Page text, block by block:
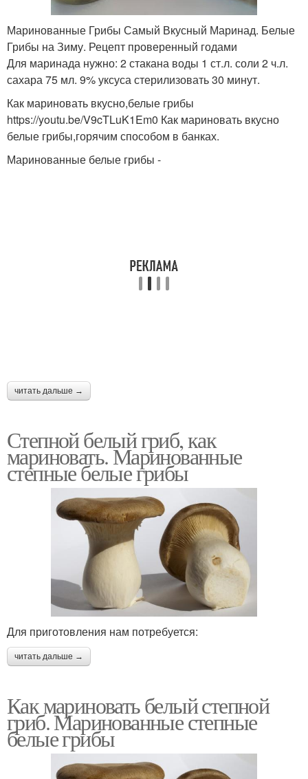
Маринованные Грибы Самый Вкусный Маринад. Белые
Грибы на Зиму. Рецепт проверенный годами
Для маринада нужно: 2 стакана воды 1 ст.л. соли 2 ч.л.
сахара 75 мл. 9% уксуса стерилизовать 30 минут.
Как мариновать вкусно,белые грибы
https://youtu.be/V9cTLuK1Em0 Как мариновать вкусно
белые грибы,горячим способом в банках.
Маринованные белые грибы -
читать дальше →
Степной белый гриб, как
мариновать. Маринованные
степные белые грибы
Для приготовления нам потребуется:
читать дальше →
Как мариновать белый степной
гриб. Маринованные степные
белые грибы